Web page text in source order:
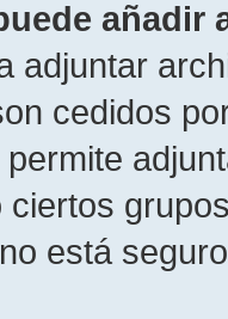
añadir
adjuntar
cedidos
está